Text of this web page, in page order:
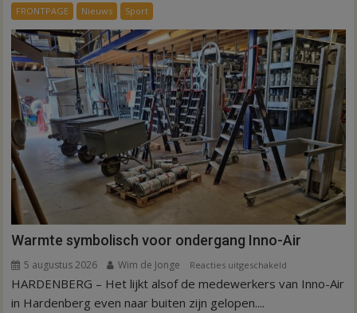
kunstgras
weg
in
Hardenberg
en
Sibculo
FRONTPAGE Nieuws Sport
Warmte symbolisch voor ondergang Inno-Air
5 augustus 2026 Wim de Jonge Reacties uitgeschakeld
Warmte
HARDENBERG – Het lijkt alsof de medewerkers van Inno-Air
in Hardenberg even naar buiten zijn gelopen....